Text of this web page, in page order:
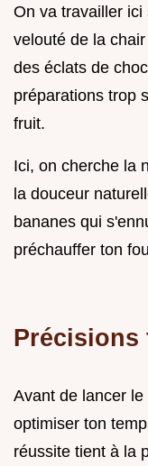
On va travailler
velouté de la
des éclats de
préparations trop
fruit.
Ici, on cherche la
la douceur
bananes qui
préchauffer ton
Précisions
Avant de lancer
optimiser ton
réussite tient à la